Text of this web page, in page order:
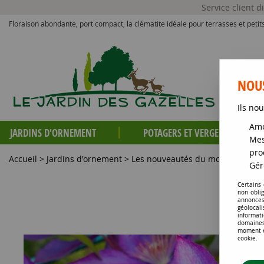
Service client
Floraison abondante, port compact, la clématite idéale pour terrasses et
JARDINS D'ORNEMENT POTAGERS ET VERGERS
Accueil > Jardins d'ornement > Les nouveautés du moment >
Ils
Certains
non
moment
cookie.